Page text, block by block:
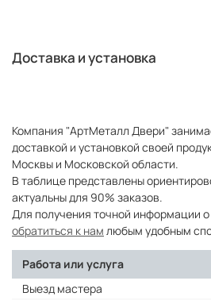
Доставка и установка
Компания "АртМеталл Двери"
доставкой и установкой своей
Москвы и Московской области.
В таблице представлены
актуальны для 90% заказов.
Для получения точной информации
обратиться к нам любым удобным
Работа или услуга
Выезд мастера